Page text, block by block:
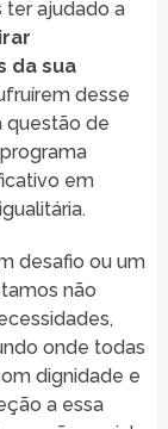
ter ajudado a
da sua
desse
questão de
em
desafio ou um
não
onde todas
dignidade e
a essa